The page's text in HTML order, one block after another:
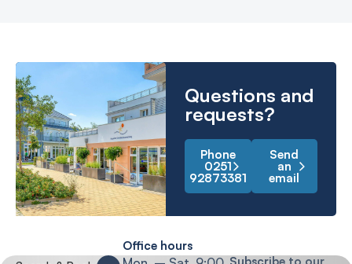
Questions and
requests?
Phone
0251
92873381
Send
an
email
Office hours